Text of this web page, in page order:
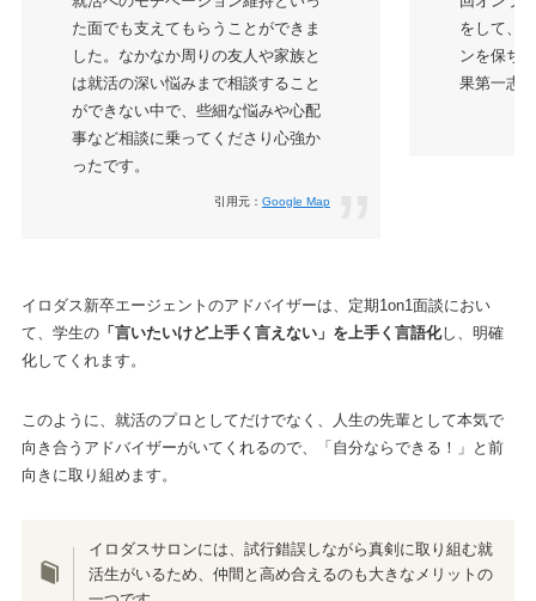
た面でも支えてもらうことができま
した。なかなか周りの友人や家族と
は就活の深い悩みまで相談すること
ができない中で、些細な悩みや心配
事など相談に乗ってくださり心強か
ったです。
引用元： Google Map
をして、
ンを保ち
果第一志
イロダス新卒エージェントのアドバイザーは、定期1on1面談におい
て、学生の「言いたいけど上手く言えない」を上手く言語化し、明確
化してくれます。
このように、就活のプロとしてだけでなく、人生の先輩として本気で
向き合うアドバイザーがいてくれるので、「自分ならできる！」と前
向きに取り組めます。
イロダスサロンには、試行錯誤しながら真剣に取り組む就
活生がいるため、仲間と高め合えるのも大きなメリットの